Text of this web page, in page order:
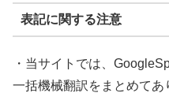
表記に関する注意
・当サイトでは、
一括機械翻訳をまとめて